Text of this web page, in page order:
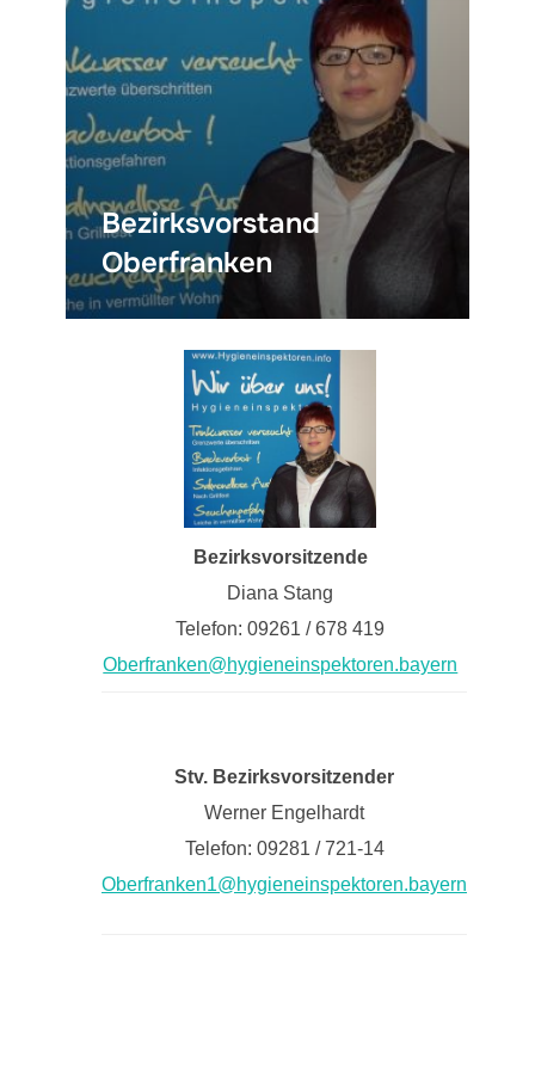
Bezirksvorstand
Oberfranken
Bezirksvorsitzende
Diana Stang
Telefon: 09261 / 678 419
Oberfranken@hygieneinspektoren.bayern
Stv. Bezirksvorsitzender
Werner Engelhardt
Telefon: 09281 / 721-14
Oberfranken1@hygieneinspektoren.bayern